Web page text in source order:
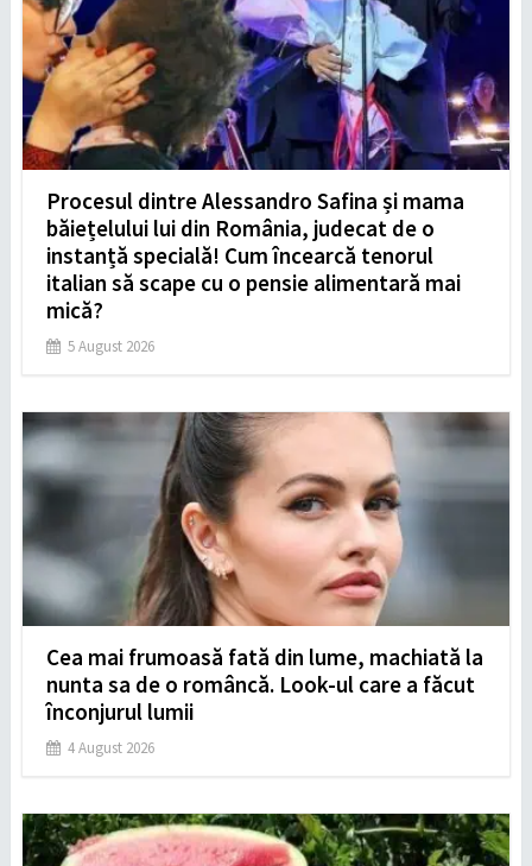
Procesul dintre Alessandro Safina și mama
băiețelului lui din România, judecat de o
instanță specială! Cum încearcă tenorul
italian să scape cu o pensie alimentară mai
mică?
5 August 2026
Cea mai frumoasă fată din lume, machiată la
nunta sa de o româncă. Look-ul care a făcut
înconjurul lumii
4 August 2026